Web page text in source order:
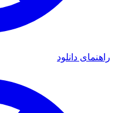
دانلود